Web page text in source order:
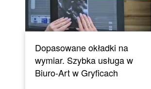
Dopasowane okładki na
wymiar. Szybka usługa w
Biuro-Art w Gryficach